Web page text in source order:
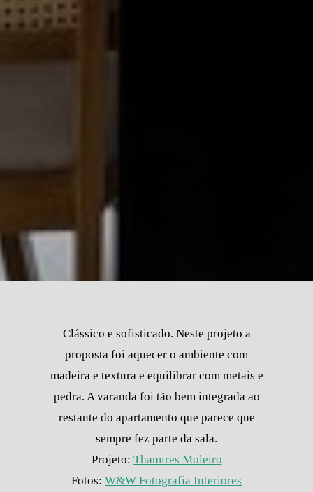
Clássico e sofisticado. Neste projeto a
proposta foi aquecer o ambiente com
madeira e textura e equilibrar com metais e
pedra. A varanda foi tão bem integrada ao
restante do apartamento que parece que
sempre fez parte da sala.
Projeto: Thamires Moleiro
Fotos: W&W Fotografia Interiores